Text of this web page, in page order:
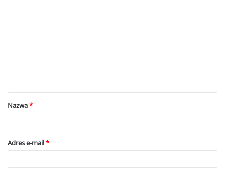
a
rNazwa*
Adres e-mail*